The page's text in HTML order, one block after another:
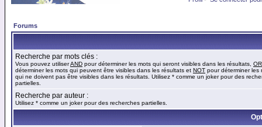
Forums
Recherche par mots clés :
Vous pouvez utiliserAND pour déterminer les mots qui seront visibles dans les résultats, OR
déterminer les mots qui peuvent être visibles dans les résultats et NOT pour déterminer les
qui ne doivent pas être visibles dans les résultats. Utilisez * comme un joker pour des
partielles.
Recherche par auteur :
Utilisez * comme un joker pour des recherches partielles.